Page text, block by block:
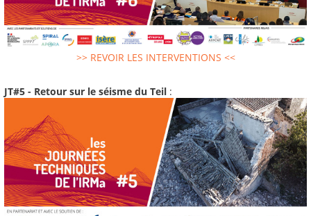
>> REVOIR LES INTERVENTIONS <<
JT#5 - Retour sur le séisme du Teil :